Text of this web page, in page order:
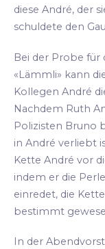
diese André, der
schuldete den
Bei der Probe für
«Lämmli» kann
Kollegen André
Nachdem Ruth
Polizisten Bruno
in André verliebt
Kette André vor
indem er die
einredet, die
bestimmt
In der